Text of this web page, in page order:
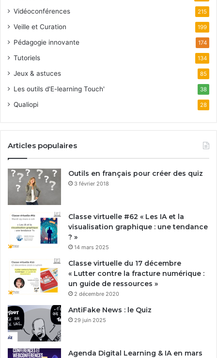
Vidéoconférences 215
Veille et Curation 199
Pédagogie innovante 174
Tutoriels 134
Jeux & astuces 85
Les outils d'E-learning Touch' 38
Qualiopi 28
Articles populaires
Outils en français pour créer des quiz
3 février 2018
Classe virtuelle #62 « Les IA et la
visualisation graphique : une tendance
? »
14 mars 2025
Classe virtuelle du 17 décembre
« Lutter contre la fracture numérique :
un guide de ressources »
2 décembre 2020
AntiFake News : le Quiz
29 juin 2025
Agenda Digital Learning & IA en mars